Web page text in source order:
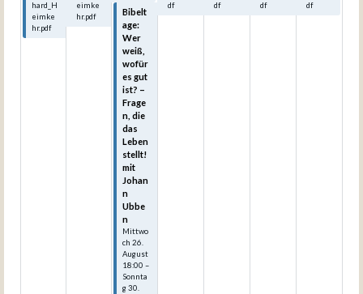
hard_H
eimke
hr.pdf
eimke
hr.pdf
Bibelt
age:
Wer
weiß,
wofür
es gut
ist? –
Frage
n, die
das
Leben
stellt!
mit
Johan
n
Ubbe
n
Mittwo
ch 26.
August
18:00 –
Sonnta
g30.
df
df
df
df